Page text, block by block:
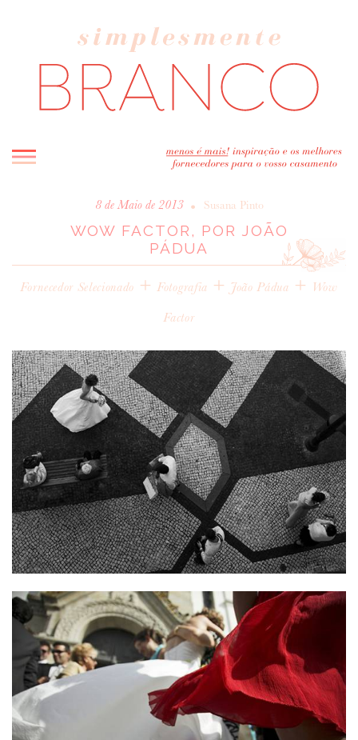
INICIO
BLOG
MELHOR INSPIRAÇÃO
ENTREVISTAS
CASAVA-ME AQUI!
FORNECEDORES RECOMENDADOS
ANUNCIE CONNOSCO
8 de Maio de 2013 • Susana Pinto
WOW FACTOR, POR JOÃO
PÁDUA
Fornecedor Selecionado +Fotografia + João Pádua + Wow
Factor